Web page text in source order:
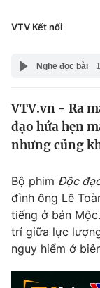
Pháp luật
Thế giới
Thế giới đó đây
Câu chuyện
Kinh tế
Tài chính
Thị trường
Dữ liệu và đời
Y tế
Công nghệ
VTV Kết nối
Nghe đọc bài
VTV.vn - Ra
đạo hứa hẹn
nhưng cũng
Bộ phim Độc
đình ông Lê
tiếng ở bản
trí giữa lực
nguy hiểm ở